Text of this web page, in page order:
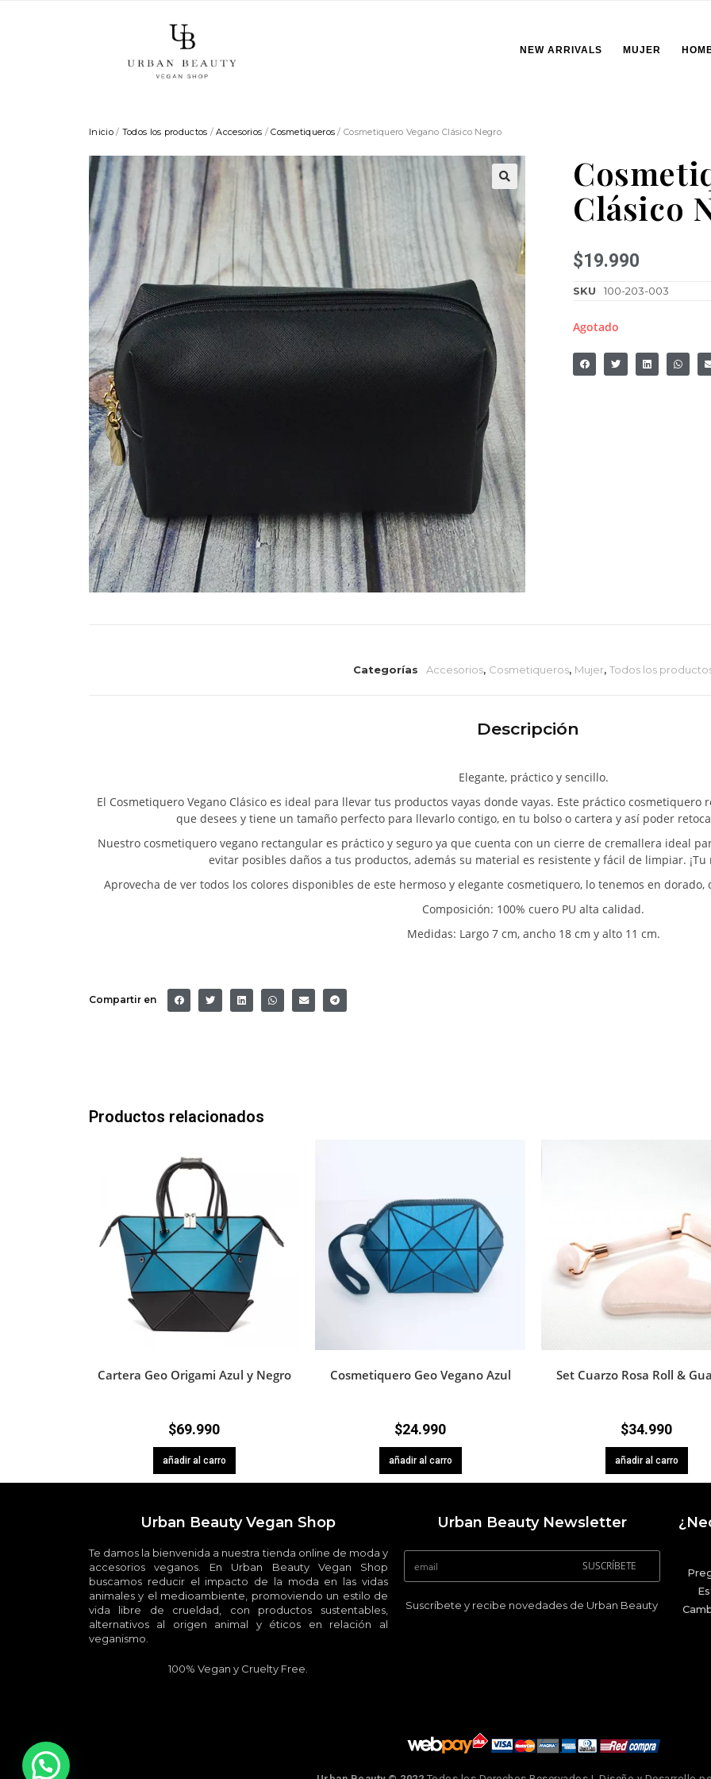
NEW ARRIVALS MUJER
Inicio/ Todos los productos /Accesorios /Cosmetiqueros / Cosmetiquero Vegano Clásico Negro
🔍
Clásico
$19.990
SKU 100-203-003
Agotado
Categorías Accesorios, Cosmetiqueros, Mujer, Todos los
Descripción
Elegante, práctico y sencillo.
El Cosmetiquero Vegano Clásico es ideal para llevar tus productos vayas donde vayas. Este práctico
que desees y tiene un tamaño perfecto para llevarlo contigo, en tu bolso o cartera y así poder
Nuestro cosmetiquero vegano rectangular es práctico y seguro ya que cuenta con un cierre de cremallera ideal
evitar posibles daños a tus productos, además su material es resistente y fácil de limpiar.
Aprovecha de ver todos los colores disponibles de este hermoso y elegante cosmetiquero, lo tenemos en
Composición: 100% cuero PU alta calidad.
Medidas: Largo 7 cm, ancho 18 cm y alto 11 cm.
Compartir en
Productos relacionados
Cartera Geo Origami Azul y Negro
$69.990
añadir al carro
Cosmetiquero Geo Vegano Azul
$24.990
añadir al carro
Set Cuarzo Rosa Roll &
$34.990
añadir al carro
Urban Beauty Vegan Shop
Te damos la bienvenida a nuestra tienda online de moda y
accesorios veganos. En Urban Beauty Vegan Shop
buscamos reducir el impacto de la moda en las vidas
animales y el medioambiente, promoviendo un estilo de
vida libre de crueldad, con productos sustentables,
alternativos al origen animal y éticos en relación al
veganismo.
100% Vegan y Cruelty Free.
Urban Beauty Newsletter
SUSCRÍBETE
Suscríbete y recibe novedades de Urban Beauty